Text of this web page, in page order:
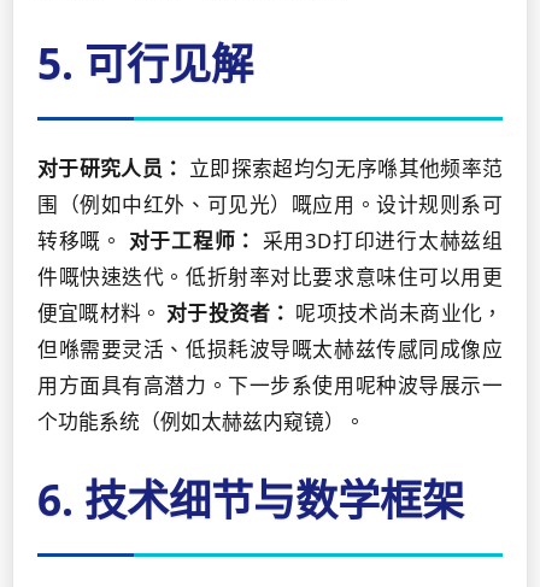
5. 可行见解
对于研究人员： 立即探索超均匀无序喺其他频率范
围（例如中红外、可见光）嘅应用。设计规则系可
转移嘅。 对于工程师： 采用3D打印进行太赫兹组
件嘅快速迭代。低折射率对比要求意味住可以用更
便宜嘅材料。 对于投资者： 呢项技术尚未商业化，
但喺需要灵活、低损耗波导嘅太赫兹传感同成像应
用方面具有高潜力。下一步系使用呢种波导展示一
个功能系统（例如太赫兹内窥镜）。
6. 技术细节与数学框架